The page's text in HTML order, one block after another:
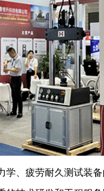
疲劳耐久测试装备